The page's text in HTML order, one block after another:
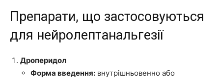
Препарати, що застосовуються
для нейролептанальгезії
Дроперидол
Форма введення: внутрішньовенно або